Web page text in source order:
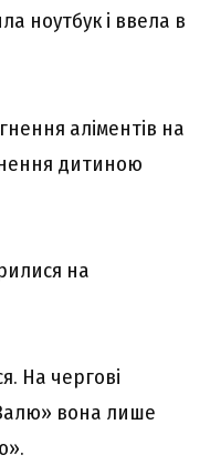
ноутбук і ввела в
аліментів на
дитиною
на
На чергові
вона лише